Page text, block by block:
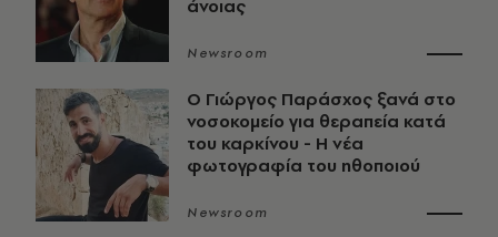
άνοιας
Newsroom
O Γιώργος Παράσχος ξανά στο
νοσοκομείο για θεραπεία κατά
του καρκίνου - Η νέα
φωτογραφία του ηθοποιού
Newsroom